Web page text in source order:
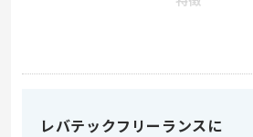
求めるスキル
レバテックフリーランスに